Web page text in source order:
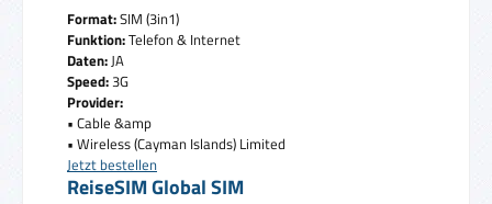
Format:SIM (3in1)
Funktion:Telefon & Internet
Daten:JA
Speed:3G
Provider:
• Cable &amp
• Wireless (Cayman Islands) Limited
Jetzt bestellen
ReiseSIM Global SIM